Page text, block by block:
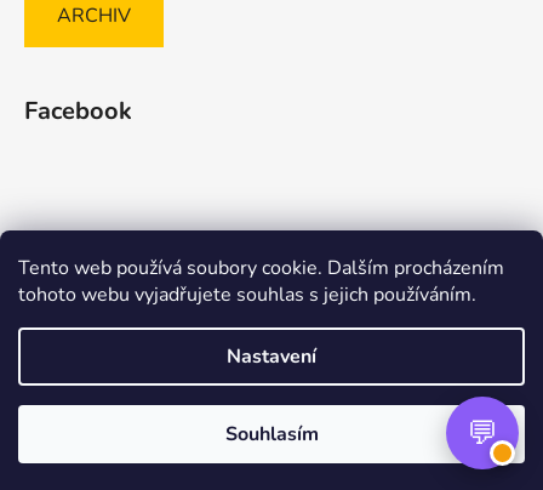
Tento web používá soubory cookie. Dalším procházením
tohoto webu vyjadřujete souhlas s jejich používáním.
Nastavení
Souhlasím
ARCHIV
Facebook
Způsob ověřování recenzí
Vytvořil Shoptet Premium
nasenaradi.cz
. Všechna práva
vyhrazena.